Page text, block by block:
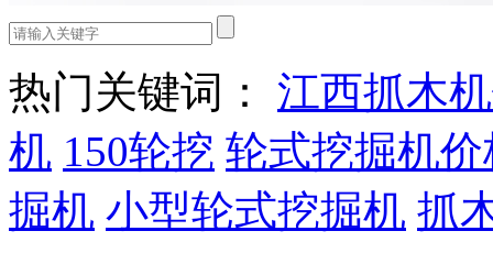
热门关键词： 江西抓木
机 150轮挖 轮式挖掘机
掘机 小型轮式挖掘机 抓